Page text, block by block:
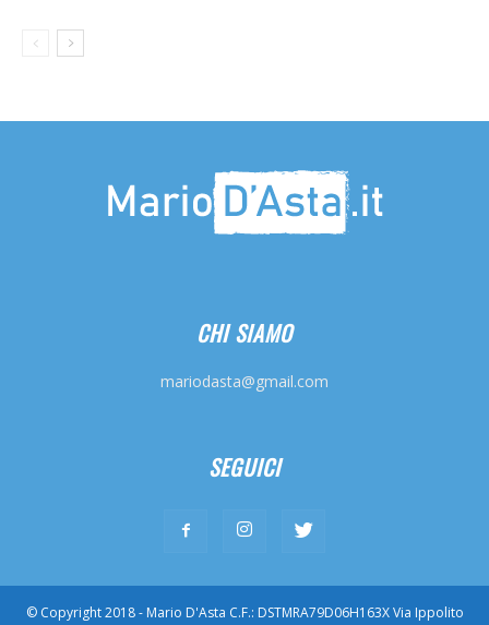
CHI SIAMO
mariodasta@gmail.com
SEGUICI
© Copyright 2018 - Mario D'Asta C.F.: DSTMRA79D06H163X Via Ippolito